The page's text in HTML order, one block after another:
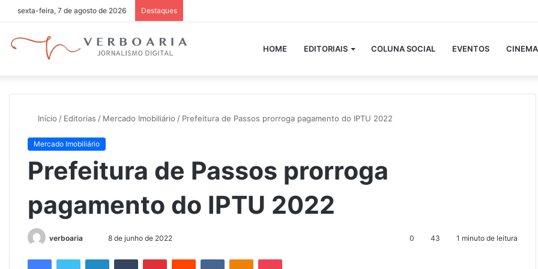
sexta-feira, 7 de agosto de 2026 Destaques
HOME EDITORIAIS COLUNA SOCIAL EVENTOS CINEMA
Início / Editorias / Mercado Imobiliário / Prefeitura de Passos prorroga pagamento do IPTU 2022
Mercado Imobiliário
Prefeitura de Passos prorroga
pagamento do IPTU 2022
verboaria 8 de junho de 2022 0 43 1 minuto de leitura